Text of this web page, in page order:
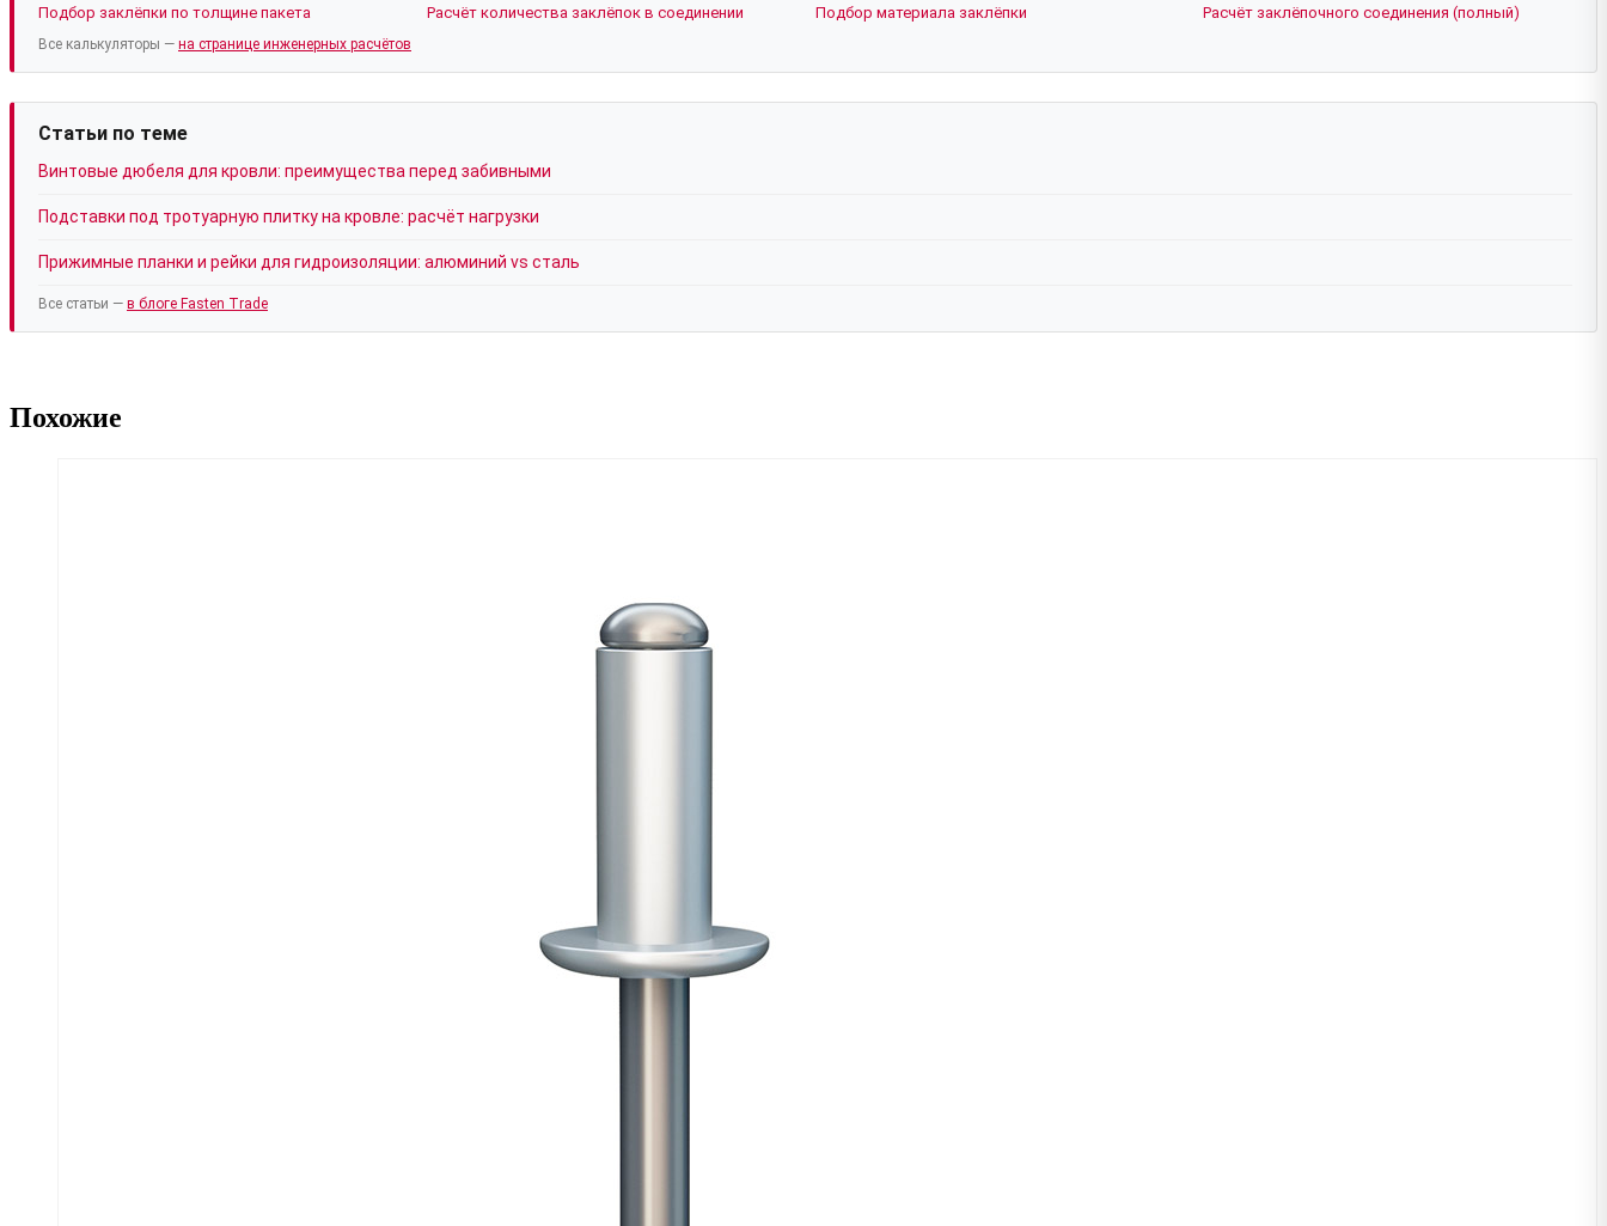
Подбор заклёпки по толщине пакета Расчёт количества заклёпок в соединении Подбор материала заклёпки Расчёт заклёпочного соединения (полный)
Все калькуляторы — на странице инженерных расчётов
Статьи по теме
Винтовые дюбеля для кровли: преимущества перед забивными
Подставки под тротуарную плитку на кровле: расчёт нагрузки
Прижимные планки и рейки для гидроизоляции: алюминий vs сталь
Все статьи — в блоге Fasten Trade
Похожие